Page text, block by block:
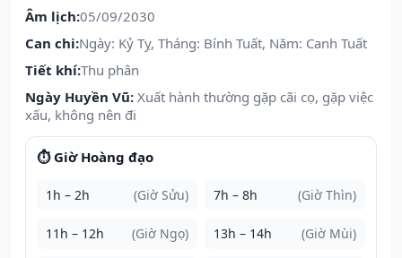
Âm lịch:05/09/2030
Can chi:Ngày: Kỷ Tỵ, Tháng: Bính Tuất, Năm: Canh Tuất
Tiết khí:Thu phân
Ngày Huyền Vũ: Xuất hành thường gặp cãi cọ, gặp việc
xấu, không nên đi
⏱️ Giờ Hoàng đạo
1h – 2h (Giờ Sửu) 7h – 8h (Giờ Thìn)
11h – 12h (Giờ Ngọ) 13h – 14h (Giờ Mùi)